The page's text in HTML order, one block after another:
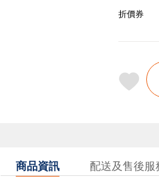
折價券
商品資訊 配送及售後服